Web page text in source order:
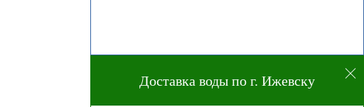
Доставка воды по г. Ижевску